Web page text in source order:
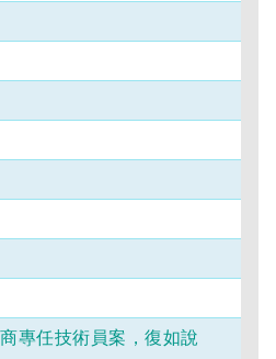
專任技術員案，復如說